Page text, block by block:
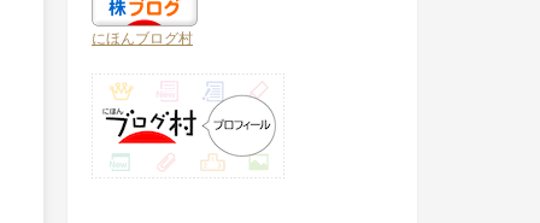
にほんブログ村